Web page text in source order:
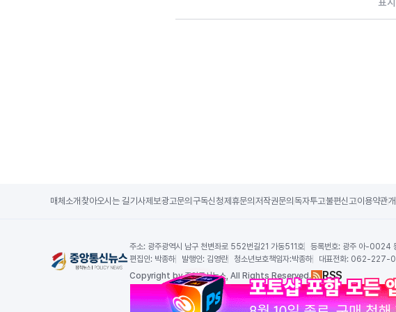
매체소개 찾아오시는 길기사제보광고문의 구독신청제휴문의 저작권문의 독자투고불편신고이용약관
주소: 광주광역시 남구 천변좌로 552번길21 가동511호 등록번호: 광주 아-0024
편집인: 박종하 발행인: 김영란 청소년보호책임자:박종하 대표전화: 062-227-
Copyright by 중앙통신뉴스, All Rights Reserved. RSS